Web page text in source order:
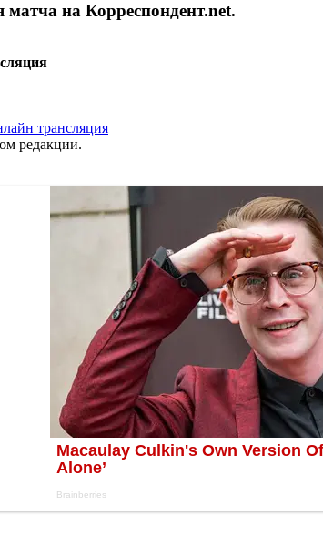
на Корреспондент.net.
трансляция
редакции.